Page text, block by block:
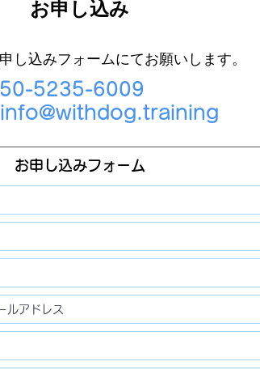
お申し込み
し込みフォームにてお願いします。
5235-6009
info@withdog.training
お申し込みフォーム